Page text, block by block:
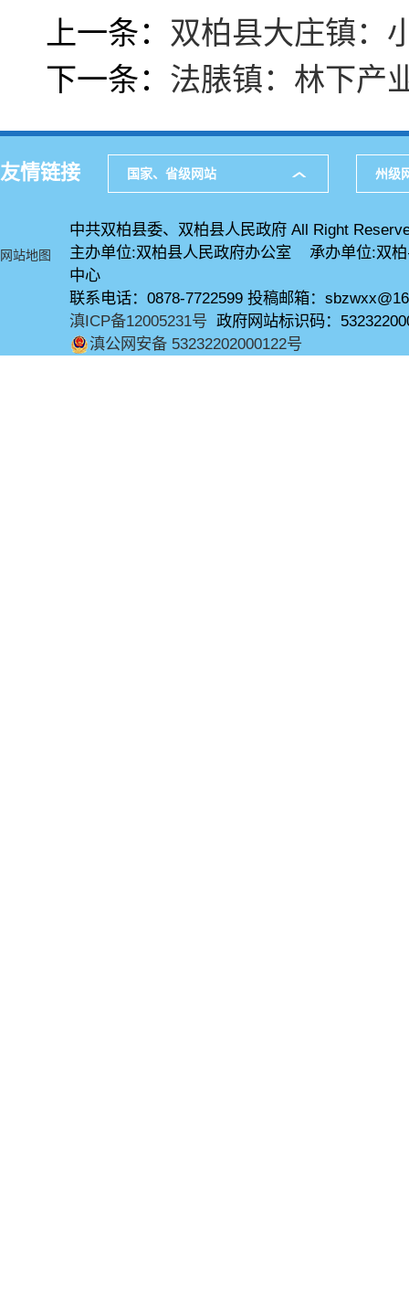
上一条： 双柏县大庄镇：
下一条： 法脿镇：林下产
友情链接 国家、省级网站 州级
网站地图
中共双柏县委、双柏县人民政府 All Right
主办单位:双柏县人民政府办公室 承办单位:双
中心
联系电话：0878-7722599 投稿邮箱：
滇ICP备12005231号 政府网站标识码：
滇公网安备 53232202000122号